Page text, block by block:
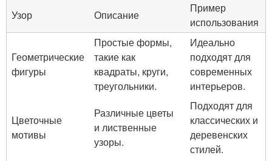
Узор Описание
Пример
использования
Геометрические
фигуры
Простые формы,
такие как
квадраты, круги,
треугольники.
Идеально
подходят для
современных
интерьеров.
Цветочные
мотивы
Различные цветы
и лиственные
узоры.
Подходят для
классических и
деревенских
стилей.